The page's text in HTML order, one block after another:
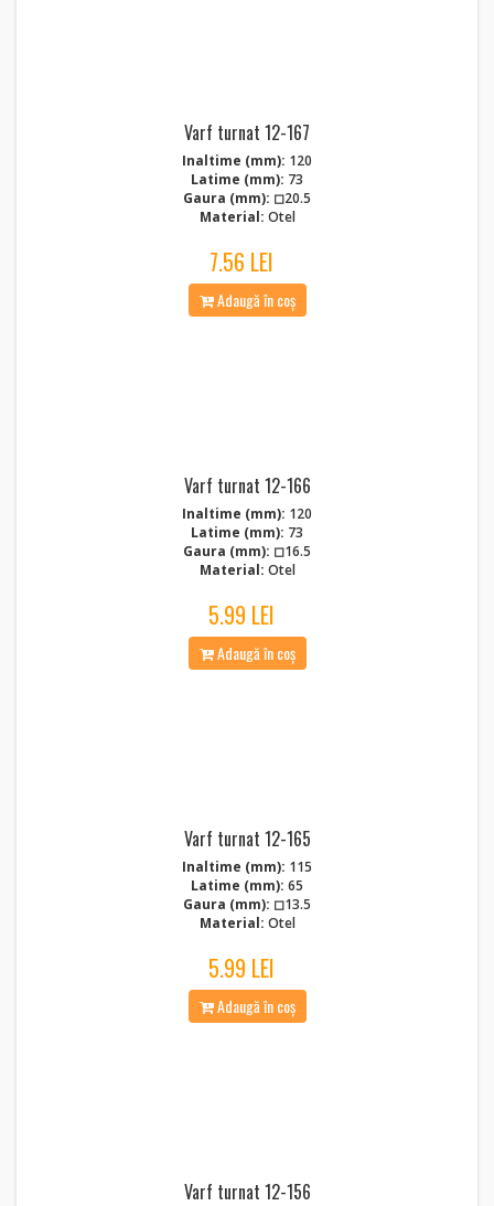
Varf turnat 12-167
Inaltime (mm): 120
Latime (mm): 73
Gaura (mm): ◻20.5
Material: Otel
7.56 LEI
Adaugă în coș
Varf turnat 12-166
Inaltime (mm): 120
Latime (mm): 73
Gaura (mm): ◻16.5
Material: Otel
5.99 LEI
Adaugă în coș
Varf turnat 12-165
Inaltime (mm): 115
Latime (mm): 65
Gaura (mm): ◻13.5
Material: Otel
5.99 LEI
Adaugă în coș
Varf turnat 12-156